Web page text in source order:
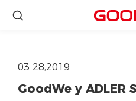
03 28,2019
GoodWe y ADLER